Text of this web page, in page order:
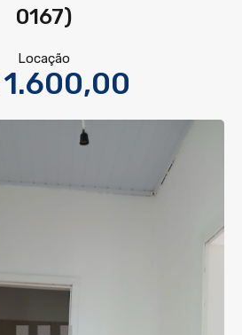
0167)
Locação